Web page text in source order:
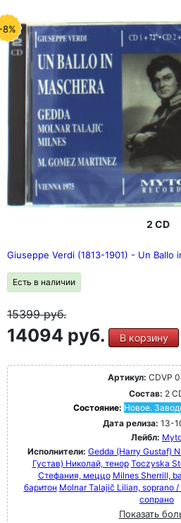
8%
2 CD
Giuseppe Verdi (1813-1901) - Un Ballo
Есть в наличии
15399руб.
14094 руб. В корзину
Артикул: CDVP
Состав: 2
Состояние: Новое.
Дата релиза: 13-
Лейбл:
Исполнители: Gedda (Harry Gustaf)
Густав) Николай, тенор Toczyska
Стефания, меццо Milnes Sherrill,
баритон Molnar Talajič Lilian, soprano
сопрано
Показать